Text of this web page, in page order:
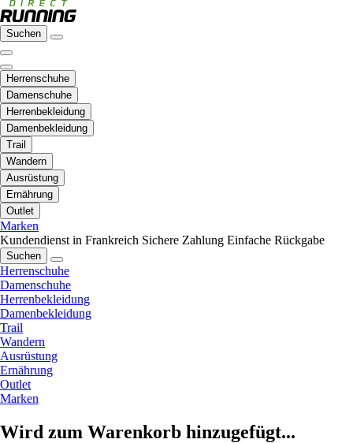
Suchen
Herrenschuhe
Damenschuhe
Herrenbekleidung
Damenbekleidung
Trail
Wandern
Ausrüstung
Ernährung
Outlet
Marken
Kundendienst in Frankreich Sichere Zahlung Einfache Rückgabe
Suchen
Herrenschuhe
Damenschuhe
Herrenbekleidung
Damenbekleidung
Trail
Wandern
Ausrüstung
Ernährung
Outlet
Marken
Wird zum Warenkorb hinzugefügt...